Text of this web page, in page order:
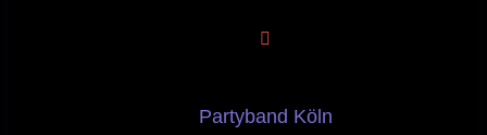
Partyband Köln